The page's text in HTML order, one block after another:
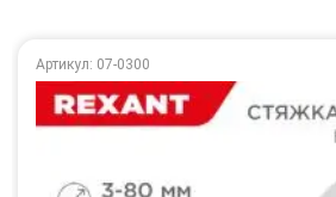
Артикул: 07-0300